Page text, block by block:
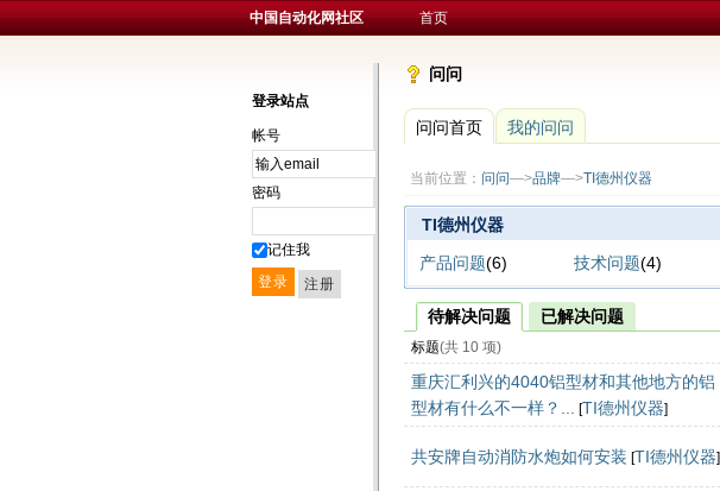
中国自动化网社区 首页
登录站点
帐号
密码
记住我
问问
问问首页 我的问问
当前位置： 问问—>品牌—>TI德州仪器
TI德州仪器
产品问题(6) 技术问题(4)
待解决问题 已解决问题
标题(共 10 项)
重庆汇利兴的4040铝型材和其他地方的铝
型材有什么不一样？... [TI德州仪器]
共安牌自动消防水炮如何安装 [TI德州仪器]